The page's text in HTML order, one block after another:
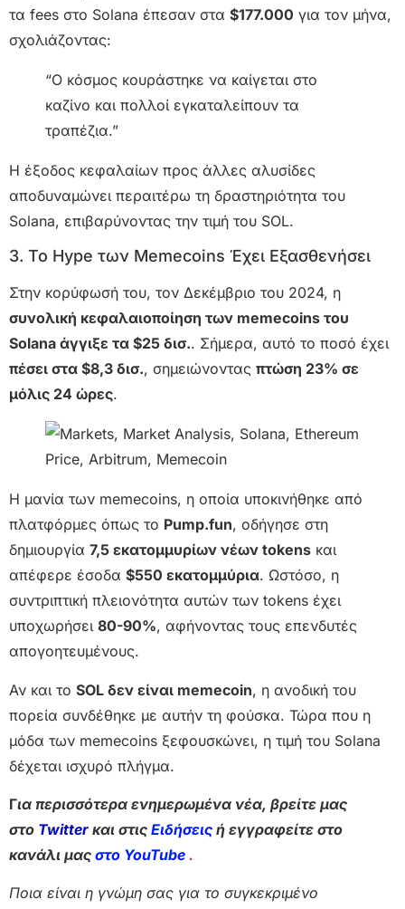
τα fees στο Solana έπεσαν στα $177.000 για τον μήνα,
σχολιάζοντας:
“Ο κόσμος κουράστηκε να καίγεται στο
καζίνο και πολλοί εγκαταλείπουν τα
τραπέζια.”
Η έξοδος κεφαλαίων προς άλλες αλυσίδες
αποδυναμώνει περαιτέρω τη δραστηριότητα του
Solana, επιβαρύνοντας την τιμή του SOL.
3. Το Hype των Memecoins Έχει Εξασθενήσει
Στην κορύφωσή του, τον Δεκέμβριο του 2024, η
συνολική κεφαλαιοποίηση των memecoins του
Solana άγγιξε τα $25 δισ.. Σήμερα, αυτό το ποσό έχει
πέσει στα $8,3 δισ., σημειώνοντας πτώση 23% σε
μόλις 24 ώρες.
Η μανία των memecoins, η οποία υποκινήθηκε από
πλατφόρμες όπως το Pump.fun, οδήγησε στη
δημιουργία 7,5 εκατομμυρίων νέων tokens και
απέφερε έσοδα $550 εκατομμύρια. Ωστόσο, η
συντριπτική πλειονότητα αυτών των tokens έχει
υποχωρήσει 80-90%, αφήνοντας τους επενδυτές
απογοητευμένους.
Αν και το SOL δεν είναι memecoin, η ανοδική του
πορεία συνδέθηκε με αυτήν τη φούσκα. Τώρα που η
μόδα των memecoins ξεφουσκώνει, η τιμή του Solana
δέχεται ισχυρό πλήγμα.
Για περισσότερα ενημερωμένα νέα, βρείτε μας
στο Twitter και στις Ειδήσεις ή εγγραφείτε στο
κανάλι μας στο YouTube .
Ποια είναι η γνώμη σας για το συγκεκριμένο